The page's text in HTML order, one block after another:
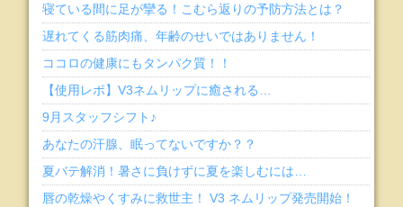
寝ている間に足が攣る！こむら返りの予防方法とは？
遅れてくる筋肉痛、年齢のせいではありません！
ココロの健康にもタンパク質！！
【使用レポ】V3ネムリップに癒される…
9月スタッフシフト♪
あなたの汗腺、眠ってないですか？？
夏バテ解消！暑さに負けずに夏を楽しむには…
唇の乾燥やくすみに救世主！ V3 ネムリップ発売開始！